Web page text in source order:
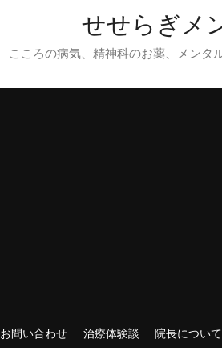
せせらぎメ
こころの病気、精神科のお薬、メンタ
お問い合わせ 治療体験談 院長について